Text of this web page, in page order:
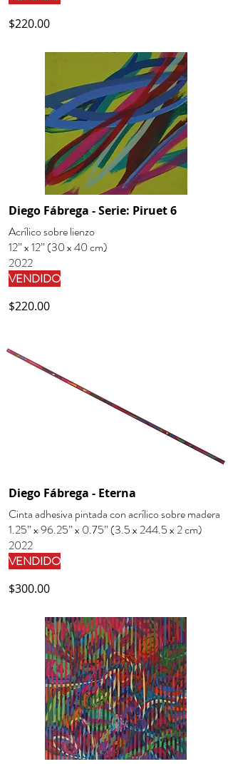
$220.00
Diego Fábrega - Serie: Piruet 6
Acrílico sobre lienzo
12” x 12” (30 x 40 cm)
2022
VENDIDO
$220.00
Diego Fábrega - Eterna
Cinta adhesiva pintada con acrílico sobre madera
1.25” x 96.25” x 0.75” (3.5 x 244.5 x 2 cm)
2022
VENDIDO
$300.00